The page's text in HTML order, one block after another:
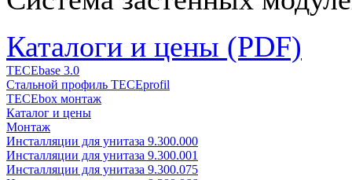
Каталоги и цены (PDF)
TECEbase 3.0
Стальной профиль TECEprofil
TECEbox монтаж
Каталог и цены
Монтаж
Инсталляции для унитаза 9.300.000
Инсталляции для унитаза 9.300.001
Инсталляции для унитаза 9.300.075